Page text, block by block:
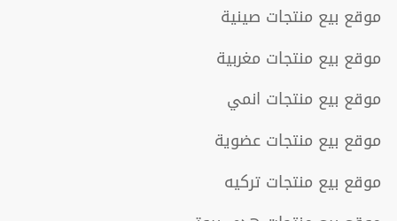
موقع بيع منتجات صينية
موقع بيع منتجات مغربية
موقع بيع منتجات انمي
موقع بيع منتجات عضوية
موقع بيع منتجات تركيه